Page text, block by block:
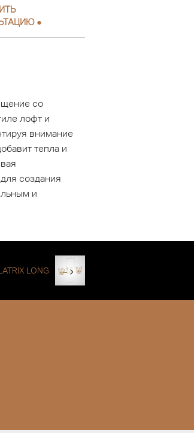
●
со
лофт и
внимание
тепла и
создания
и
LONG